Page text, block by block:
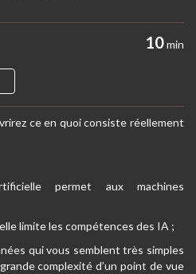
10min
ce en quoi consiste réellement
permet aux machines
limite les compétences des IA ;
qui vous semblent très simples
complexité d’un point de vue